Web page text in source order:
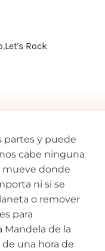
,Let's Rock
partes y puede
cabe ninguna
mueve donde
ni si se
o remover
para
de la
una hora de